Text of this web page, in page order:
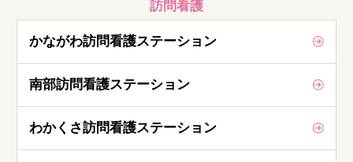
訪問看護
かながわ訪問看護ステーション
南部訪問看護ステーション
わかくさ訪問看護ステーション